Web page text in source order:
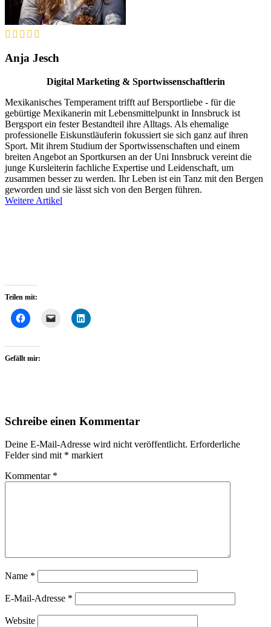
Anja Jesch
Digital Marketing & Sportwissenschaftlerin
Mexikanisches Temperament trifft auf Bersportliebe - für die
gebürtige Mexikanerin mit Lebensmittelpunkt in Innsbruck ist
Bergsport ein fester Bestandteil ihre Alltags. Als ehemalige
professionelle Eiskunstläuferin fokussiert sie sich ganz auf ihren
Sport. Mit ihrem Studium der Sportwissenschaften und einem
breiten Angebot an Sportkursen an der Uni Innsbruck vereint die
junge Kursleiterin fachliche Expertise und Leidenschaft, um
zusammen besser zu werden. Ihr Leben ist ein Tanz mit den Bergen
geworden und sie lässt sich von den Bergen führen.
Weitere Artikel
Teilen mit:
Gefällt mir:
Schreibe einen Kommentar
Deine E-Mail-Adresse wird nicht veröffentlicht. Erforderliche
Felder sind mit * markiert
Kommentar *
Name *
E-Mail-Adresse *
Website